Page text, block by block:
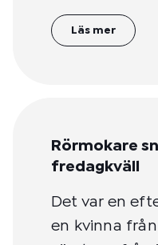
Läs mer
Rörmokare
fredagkväll
Det var en
en kvinna